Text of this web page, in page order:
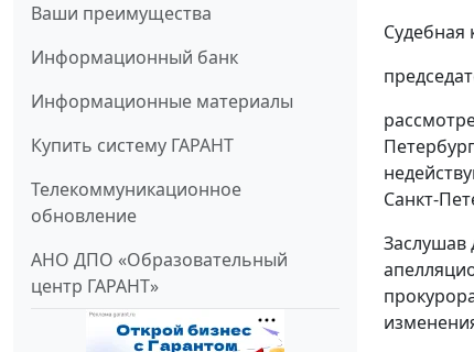
Ваши преимущества
Информационный банк
Информационные материалы
Купить систему ГАРАНТ
Телекоммуникационное
обновление
АНО ДПО «Образовательный
центр ГАРАНТ»
Судебная
Санкт-
Заслушав